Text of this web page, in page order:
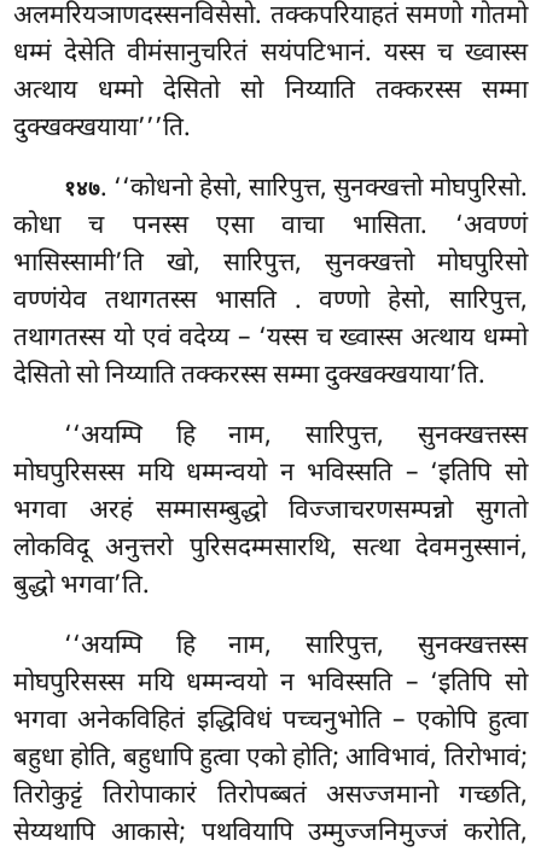
अलमरियञाणदस्सनविसेसो. तक्कपरियाहतं समणो गोतमो
धम्मं देसेति वीमंसानुचरितं सयंपटिभानं. यस्स च ख्वास्स
अत्थाय धम्मो देसितो सो निय्याति तक्करस्स सम्मा
दुक्खक्खयाया’’’ति.
१४७. ‘‘कोधनो हेसो, सारिपुत्त, सुनक्खत्तो मोघपुरिसो.
कोधा च पनस्स एसा वाचा भासिता. ‘अवण्णं
भासिस्सामी’ति खो, सारिपुत्त, सुनक्खत्तो मोघपुरिसो
वण्णंयेव तथागतस्स भासति . वण्णो हेसो, सारिपुत्त,
तथागतस्स यो एवं वदेय्य – ‘यस्स च ख्वास्स अत्थाय धम्मो
देसितो सो निय्याति तक्करस्स सम्मा दुक्खक्खयाया’ति.
‘‘अयम्पि हि नाम, सारिपुत्त, सुनक्खत्तस्स
मोघपुरिसस्स मयि धम्मन्वयो न भविस्सति – ‘इतिपि सो
भगवा अरहं सम्मासम्बुद्धो विज्जाचरणसम्पन्नो सुगतो
लोकविदू अनुत्तरो पुरिसदम्मसारथि, सत्था देवमनुस्सानं,
बुद्धो भगवा’ति.
‘‘अयम्पि हि नाम, सारिपुत्त, सुनक्खत्तस्स
मोघपुरिसस्स मयि धम्मन्वयो न भविस्सति – ‘इतिपि सो
भगवा अनेकविहितं इद्धिविधं पच्चनुभोति – एकोपि हुत्वा
बहुधा होति, बहुधापि हुत्वा एको होति; आविभावं, तिरोभावं;
तिरोकुट्टं तिरोपाकारं तिरोपब्बतं असज्जमानो गच्छति,
सेय्यथापि आकासे; पथवियापि उम्मुज्जनिमुज्जं करोति,